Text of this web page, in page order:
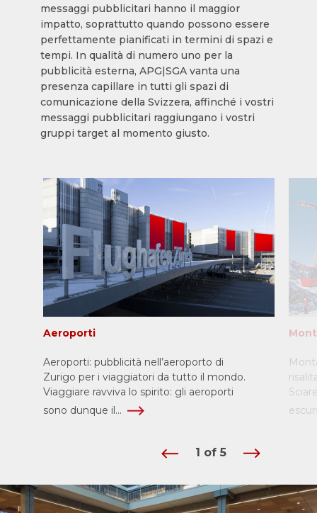
messaggi pubblicitari hanno il maggior
impatto, soprattutto quando possono essere
perfettamente pianificati in termini di spazi e
tempi. In qualità di numero uno per la
pubblicità esterna, APG|SGA vanta una
presenza capillare in tutti gli spazi di
comunicazione della Svizzera, affinché i vostri
messaggi pubblicitari raggiungano i vostri
gruppi target al momento giusto.
Aeroporti
Aeroporti: pubblicità nell’aeroporto di
Zurigo per i viaggiatori da tutto il mondo.
Viaggiare ravviva lo spirito: gli aeroporti
sono dunque il...
1 of 5